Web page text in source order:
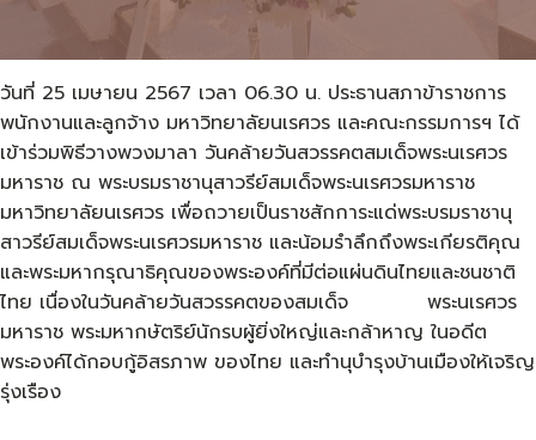
วันที่ 25 เมษายน 2567 เวลา 06.30 น. ประธานสภาข้าราชการ
พนักงานและลูกจ้าง มหาวิทยาลัยนเรศวร และคณะกรรมการฯ ได้
เข้าร่วมพิธีวางพวงมาลา วันคล้ายวันสวรรคตสมเด็จพระนเรศวร
มหาราช ณ พระบรมราชานุสาวรีย์สมเด็จพระนเรศวรมหาราช
มหาวิทยาลัยนเรศวร เพื่อถวายเป็นราชสักการะแด่พระบรมราชานุ
สาวรีย์สมเด็จพระนเรศวรมหาราช และน้อมรำลึกถึงพระเกียรติคุณ
และพระมหากรุณาธิคุณของพระองค์ที่มีต่อแผ่นดินไทยและชนชาติ
ไทย เนื่องในวันคล้ายวันสวรรคตของสมเด็จ พระนเรศวร
มหาราช พระมหากษัตริย์นักรบผู้ยิ่งใหญ่และกล้าหาญ ในอดีต
พระองค์ได้กอบกู้อิสรภาพ ของไทย และทำนุบำรุงบ้านเมืองให้เจริญ
รุ่งเรือง